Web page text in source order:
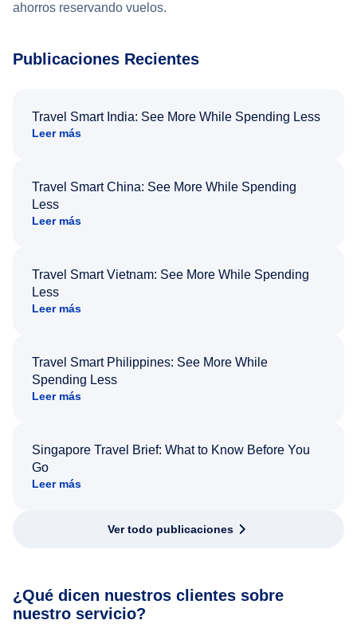
ahorros reservando vuelos.
Publicaciones Recientes
Travel Smart India: See More While Spending Less
Leer más
Travel Smart China: See More While Spending
Less
Leer más
Travel Smart Vietnam: See More While Spending
Less
Leer más
Travel Smart Philippines: See More While
Spending Less
Leer más
Singapore Travel Brief: What to Know Before You
Go
Leer más
Ver todo publicaciones
¿Qué dicen nuestros clientes sobre
nuestro servicio?